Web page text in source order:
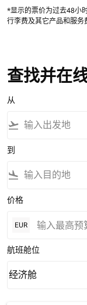
*显示的票价为过去48小
行李费及其它产品和服务
查找并在
从
flight_takeoff
到
flight_land
价格
EUR
航班舱位
航班舱位 option 经
经济舱
keyboard_arrow_down